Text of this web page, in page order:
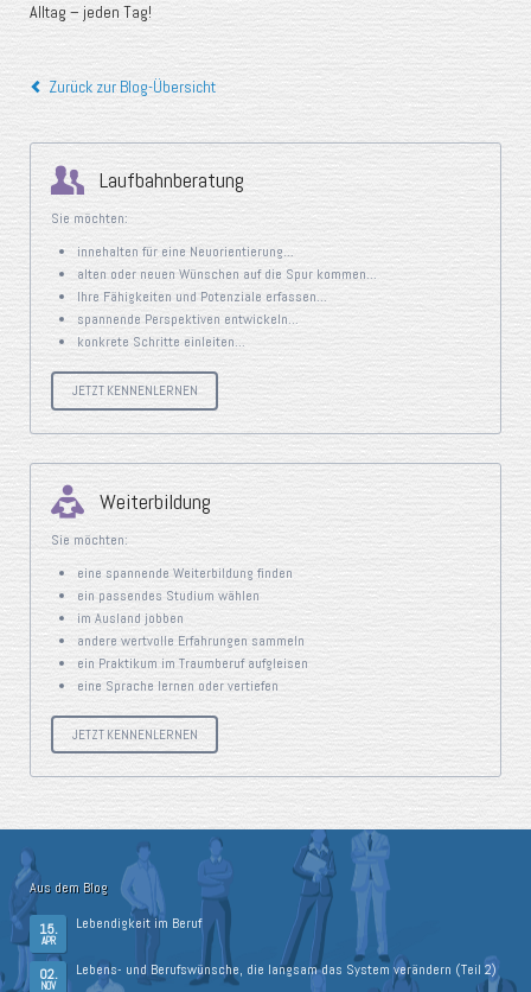
Alltag – jeden Tag!
Zurück zur Blog-Übersicht
Laufbahnberatung
Sie möchten:
innehalten für eine Neuorientierung...
alten oder neuen Wünschen auf die Spur kommen...
Ihre Fähigkeiten und Potenziale erfassen...
spannende Perspektiven entwickeln...
konkrete Schritte einleiten...
JETZT KENNENLERNEN
Weiterbildung
Sie möchten:
eine spannende Weiterbildung finden
ein passendes Studium wählen
im Ausland jobben
andere wertvolle Erfahrungen sammeln
ein Praktikum im Traumberuf aufgleisen
eine Sprache lernen oder vertiefen
JETZT KENNENLERNEN
Aus dem Blog
15.
APR
Lebendigkeit im Beruf
02.
NOV
Lebens- und Berufswünsche, die langsam das System verändern (Teil 2)